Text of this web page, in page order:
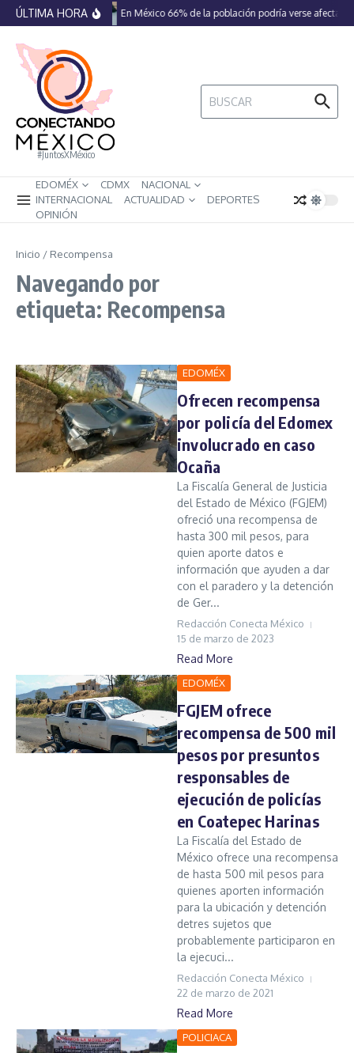
Saltar al contenido
ÚLTIMA HORA En México 66% de la población podría verse
#JuntosXMéxico
Buscar:
EDOMÉX CDMX
NACIONAL
INTERNACIONAL
ACTUALIDAD
DEPORTES
OPINIÓN
Inicio / Recompensa
Navegando por
etiqueta: Recompensa
EDOMÉX
Ofrecen recompensa
por policía del Edomex
involucrado en caso
Ocaña
La Fiscalía General de Justicia
del Estado de México (FGJEM)
ofreció una recompensa de
hasta 300 mil pesos, para
quien aporte datos e
información que ayuden a dar
con el paradero y la detención
de Ger...
Redacción Conecta México
15 de marzo de 2023
Read More
EDOMÉX
FGJEM ofrece
recompensa de 500 mil
pesos por presuntos
responsables de
ejecución de policías
en Coatepec Harinas
La Fiscalía del Estado de
México ofrece una recompensa
de hasta 500 mil pesos para
quienes aporten información
para la ubicación y detención
detres sujetos que
probablemente participaron en
la ejecuci...
Redacción Conecta México
22 de marzo de 2021
Read More
POLICIACA